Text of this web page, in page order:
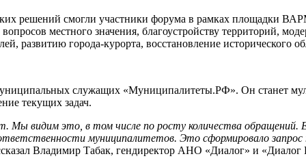
решений смогли участники форума в рамках площадки
местного значения, благоустройству территорий,
развитию города-курорта, восстановление исторического
служащих «Муниципалитеты.РФ». Он станет
текущих задач.
видим это, в том числе по росту количества обращений.
муниципалитетов. Это сформировало запрос
Владимир Табак, гендиректор АНО «Диалог» и «Диалог